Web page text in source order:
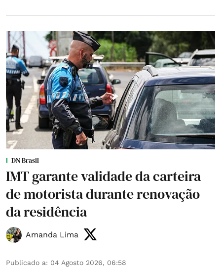
DN Brasil
IMT garante validade da carteira
de motorista durante renovação
da residência
Amanda Lima
Publicado a: 04 Agosto 2026, 06:58